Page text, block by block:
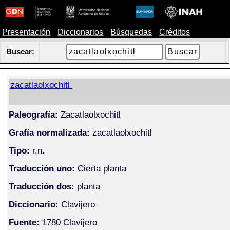
Presentación Diccionarios Búsquedas Créditos
Buscar:
zacatlaolxochitl
Paleografía: Zacatlaolxochitl
Grafía normalizada: zacatlaolxochitl
Tipo: r.n.
Traducción uno: Cierta planta
Traducción dos: planta
Diccionario: Clavijero
Fuente: 1780 Clavijero